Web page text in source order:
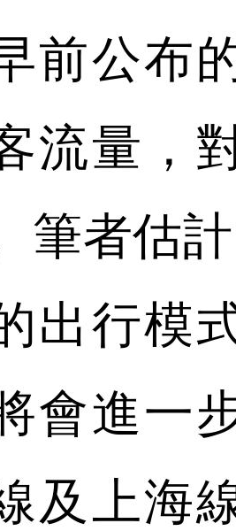
前公布
流量，
筆者估
出行模
會進一
及上海